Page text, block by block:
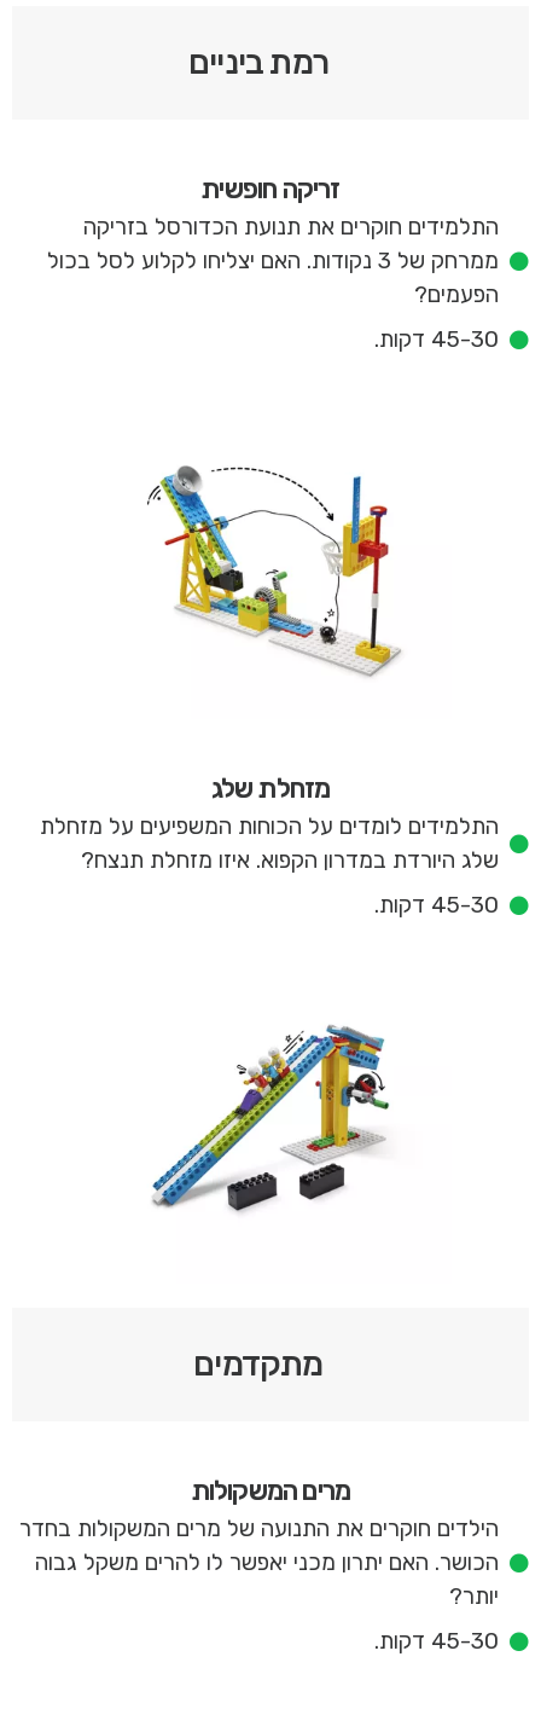
רמת ביניים
זריקה חופשית
התלמידים חוקרים את תנועת הכדורסל בזריקה
ממרחק של 3 נקודות. האם יצליחו לקלוע לסל בכול
הפעמים?
45-30 דקות.
מזחלת שלג
התלמידים לומדים על הכוחות המשפיעים על מזחלת
שלג היורדת במדרון הקפוא. איזו מזחלת תנצח?
45-30 דקות.
מתקדמים
מרים המשקולות
הילדים חוקרים את התנועה של מרים המשקולות בחדר
הכושר. האם יתרון מכני יאפשר לו להרים משקל גבוה
יותר?
45-30 דקות.